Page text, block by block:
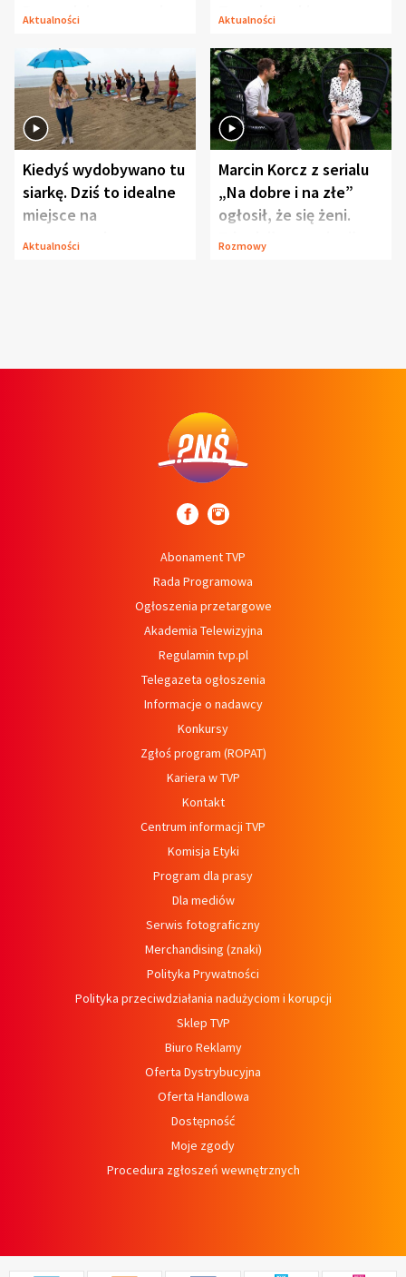
Przyrodnicy zwracają
Aktualności
Tarnobrzeskim
Aktualności
Kiedyś wydobywano tu
siarkę. Dziś to idealne
miejsce na
wypoczynek
Aktualności
Marcin Korcz z serialu
„Na dobre i na złe”
ogłosił, że się żeni.
Zdradził, co zmienił
Rozmowy
Abonament TVP
Rada Programowa
Ogłoszenia przetargowe
Akademia Telewizyjna
Regulamin tvp.pl
Telegazeta ogłoszenia
Informacje o nadawcy
Konkursy
Zgłoś program (ROPAT)
Kariera w TVP
Kontakt
Centrum informacji TVP
Komisja Etyki
Program dla prasy
Dla mediów
Serwis fotograficzny
Merchandising (znaki)
Polityka Prywatności
Polityka przeciwdziałania nadużyciom i korupcji
Sklep TVP
Biuro Reklamy
Oferta Dystrybucyjna
Oferta Handlowa
Dostępność
Moje zgody
Procedura zgłoszeń wewnętrznych